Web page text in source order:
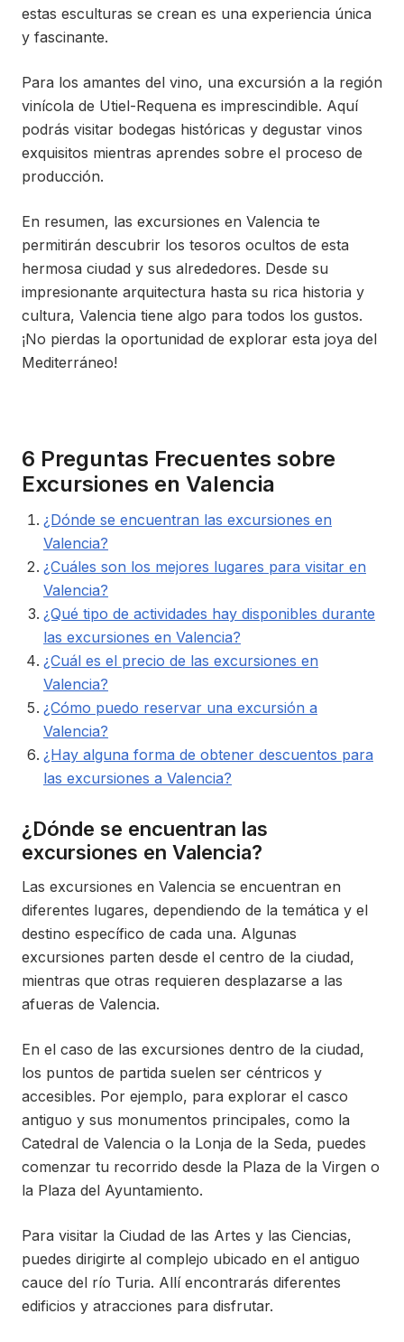
estas esculturas se crean es una experiencia única
y fascinante.
Para los amantes del vino, una excursión a la región
vinícola de Utiel-Requena es imprescindible. Aquí
podrás visitar bodegas históricas y degustar vinos
exquisitos mientras aprendes sobre el proceso de
producción.
En resumen, las excursiones en Valencia te
permitirán descubrir los tesoros ocultos de esta
hermosa ciudad y sus alrededores. Desde su
impresionante arquitectura hasta su rica historia y
cultura, Valencia tiene algo para todos los gustos.
¡No pierdas la oportunidad de explorar esta joya del
Mediterráneo!
6 Preguntas Frecuentes sobre
Excursiones en Valencia
¿Dónde se encuentran las excursiones en
Valencia?
¿Cuáles son los mejores lugares para visitar en
Valencia?
¿Qué tipo de actividades hay disponibles durante
las excursiones en Valencia?
¿Cuál es el precio de las excursiones en
Valencia?
¿Cómo puedo reservar una excursión a
Valencia?
¿Hay alguna forma de obtener descuentos para
las excursiones a Valencia?
¿Dónde se encuentran las
excursiones en Valencia?
Las excursiones en Valencia se encuentran en
diferentes lugares, dependiendo de la temática y el
destino específico de cada una. Algunas
excursiones parten desde el centro de la ciudad,
mientras que otras requieren desplazarse a las
afueras de Valencia.
En el caso de las excursiones dentro de la ciudad,
los puntos de partida suelen ser céntricos y
accesibles. Por ejemplo, para explorar el casco
antiguo y sus monumentos principales, como la
Catedral de Valencia o la Lonja de la Seda, puedes
comenzar tu recorrido desde la Plaza de la Virgen o
la Plaza del Ayuntamiento.
Para visitar la Ciudad de las Artes y las Ciencias,
puedes dirigirte al complejo ubicado en el antiguo
cauce del río Turia. Allí encontrarás diferentes
edificios y atracciones para disfrutar.